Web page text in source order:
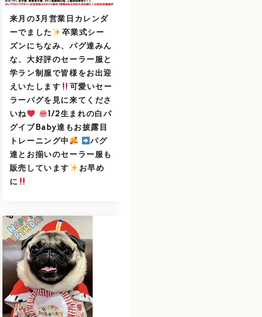
来月の3月営業日カレンダ
ーでました
卒業式シー
ズンにちなみ、パグ達みん
な、大好評のセーラー服と
学ラン制服で皆様をお出迎
えいたします
可愛いセー
ラーパグを見に来てくださ
いね
1/2生まれの白パ
グイブBaby達もお披露目
トレーニング中
パグ
達とお揃いのセーラー服も
販売しています
お早め
に